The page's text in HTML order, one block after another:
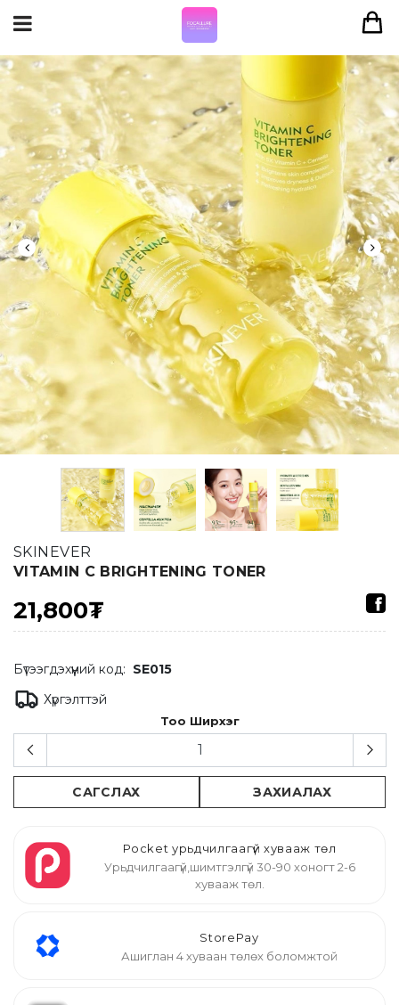
SKINEVER
VITAMIN C BRIGHTENING TONER
21,800₮
Бүтээгдэхүүний код: SE015
Хүргэлттэй
Тоо Ширхэг
САГСЛАХ ЗАХИАЛАХ
Pocket урьдчилгаагүй хувааж төл
Урьдчилгаагүй,шимтгэлгүй 30-90 хоногт 2-6
хувааж төл.
StorePay
Ашиглан 4 хуваан төлөх боломжтой